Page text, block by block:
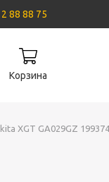
88 88 75
Корзина
XGT GA029GZ 199374